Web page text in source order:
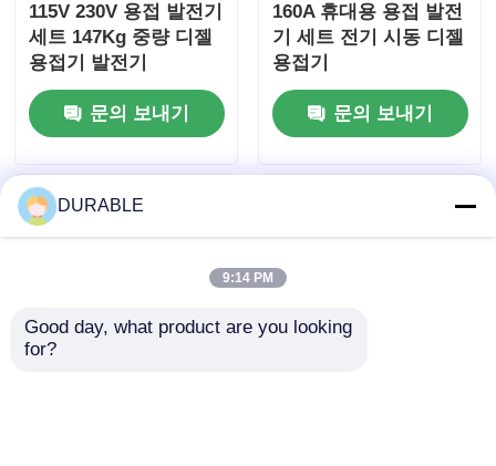
115V 230V 용접 발전기
세트 147Kg 중량 디젤
용접기 발전기
문의 보내기
160A 휴대용 용접 발전
기 세트 전기 시동 디젤
용접기
문의 보내기
DURABLE
9:14 PM
Good day, what product are you looking
for?